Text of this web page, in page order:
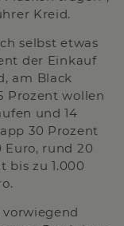
Kreid.
selbst etwas
der Einkauf
am Black
Prozent wollen
und 14
30 Prozent
Euro, rund 20
bis zu 1.000